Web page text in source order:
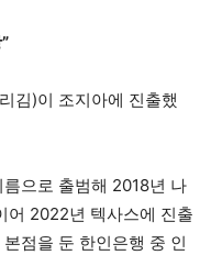
김)이 조지아에 진출했
으로 출범해 2018년 나
어 2022년 텍사스에 진출
점을 둔 한인은행 중 인